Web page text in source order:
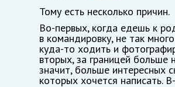
Тому есть несколько причин.
Во-первых, когда едешь к
в командировку, не так
куда-то ходить и
вторых, за границей больше
значит, больше интересных
которых хочется написать.